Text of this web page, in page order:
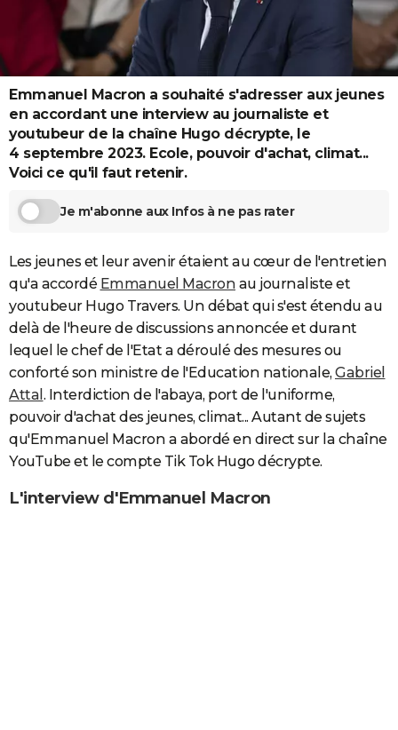
Destinations
Voyage nature
Voyage de noces
GUIDES D'ACHAT
BONS PLANS
CARTE DE VOEUX
Carte de Noël
Carte Bonne année
Carte Saint-Valentin
Carte Pâques
Carte d'anniversaire
DICTIONNAIRE
Dictionnaire
Biographies
Citations
Expressions
Proverbes
PROGRAMME TV
S'inscrire
Se connecter
Lycées
Collèges
Primaires
Universités
Entreprises
Service militaire
Avis de recherche
AVIS DE DÉCÈS
FORUM
Bricolage
Lifestyle
Culture
Sport
Television
Voyage
Cinema
Emmanuel Macron a souhaité s'adresser aux jeunes
en accordant une interview au journaliste et
youtubeur de la chaîne Hugo décrypte, le
4 septembre 2023. Ecole, pouvoir d'achat, climat...
Voici ce qu'il faut retenir.
Je m'abonne aux Infos à ne pas rater
Les jeunes et leur avenir étaient au cœur de l'entretien
qu'a accordé Emmanuel Macron au journaliste et
youtubeur Hugo Travers. Un débat qui s'est étendu au
delà de l'heure de discussions annoncée et durant
lequel le chef de l'Etat a déroulé des mesures ou
conforté son ministre de l'Education nationale, Gabriel
Attal . Interdiction de l'abaya, port de l'uniforme,
pouvoir d'achat des jeunes, climat... Autant de sujets
qu'Emmanuel Macron a abordé en direct sur la chaîne
YouTube et le compte Tik Tok Hugo décrypte.
L'interview d'Emmanuel Macron